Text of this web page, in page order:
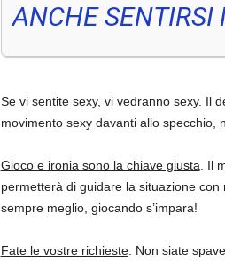
ANCHE SENTIRSI
Se vi sentite sexy, vi vedranno sexy. Il
movimento sexy davanti allo specchio,
Gioco e ironia sono la chiave giusta . Il
permetterà di guidare la situazione
sempre meglio, giocando s’impara!
Fate le vostre richieste. Non siate